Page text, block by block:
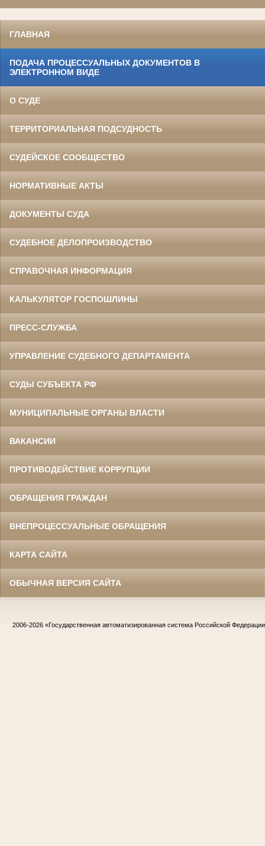
ГЛАВНАЯ
ПОДАЧА ПРОЦЕССУАЛЬНЫХ ДОКУМЕНТОВ В
ЭЛЕКТРОННОМ ВИДЕ
О СУДЕ
ТЕРРИТОРИАЛЬНАЯ ПОДСУДНОСТЬ
СУДЕЙСКОЕ СООБЩЕСТВО
НОРМАТИВНЫЕ АКТЫ
ДОКУМЕНТЫ СУДА
СУДЕБНОЕ ДЕЛОПРОИЗВОДСТВО
СПРАВОЧНАЯ ИНФОРМАЦИЯ
КАЛЬКУЛЯТОР ГОСПОШЛИНЫ
ПРЕСС-СЛУЖБА
УПРАВЛЕНИЕ СУДЕБНОГО ДЕПАРТАМЕНТА
СУДЫ СУБЪЕКТА РФ
МУНИЦИПАЛЬНЫЕ ОРГАНЫ ВЛАСТИ
ВАКАНСИИ
ПРОТИВОДЕЙСТВИЕ КОРРУПЦИИ
ОБРАЩЕНИЯ ГРАЖДАН
ВНЕПРОЦЕССУАЛЬНЫЕ ОБРАЩЕНИЯ
КАРТА САЙТА
ОБЫЧНАЯ ВЕРСИЯ САЙТА
2006-2026 «Государственная автоматизированная система Российской